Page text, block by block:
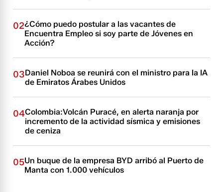
02¿Cómo puedo postular a las vacantes de
Encuentra Empleo si soy parte de Jóvenes en
Acción?
03Daniel Noboa se reunirá con el ministro para la IA
de Emiratos Árabes Unidos
04Colombia:Volcán Puracé, en alerta naranja por
incremento de la actividad sísmica y emisiones
de ceniza
05Un buque de la empresa BYD arribó al Puerto de
Manta con 1.000 vehículos